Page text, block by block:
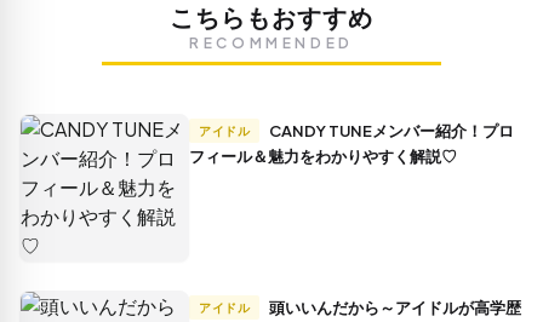
こちらもおすすめ
RECOMMENDED
アイドル
フィール＆魅力をわかりやすく解説♡
アイドル